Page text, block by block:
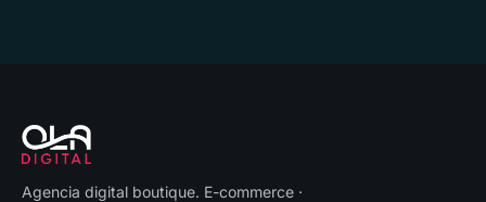
Agencia digital boutique. E-commerce ·